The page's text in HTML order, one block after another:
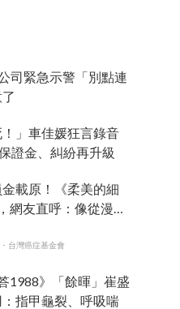
司緊急示警「別點連
！」車佳媛狂言錄音
證金、糾紛再升級
載原！《柔美的細
網友直呼：像從漫畫
台灣癌症基金會
1988》「餘暉」崔盛
指甲龜裂、呼吸喘